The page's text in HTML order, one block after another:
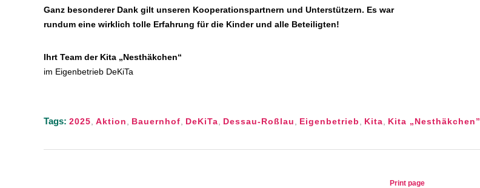
Ganz besonderer Dank gilt unseren Kooperationspartnern und Unterstützern. Es war
rundum eine wirklich tolle Erfahrung für die Kinder und alle Beteiligten!
Ihrt Team der Kita „Nesthäkchen“
im Eigenbetrieb DeKiTa
Tags: 2025 Aktion Bauernhof DeKiTa Dessau-Roßlau Eigenbetrieb Kita Kita „Nesthäkchen”
Print page